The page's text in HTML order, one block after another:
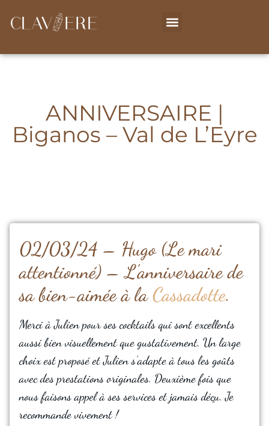
ANNIVERSAIRE |
Biganos – Val de L’Eyre
02/03/24 – Hugo (Le mari
attentionné) – L’anniversaire de
sa bien-aimée à la Cassadotte.
Merci à Julien pour ses cocktails qui sont excellents
aussi bien visuellement que gustativement. Un large
choix est proposé et Julien s’adapte à tous les goûts
avec des prestations originales. Deuxième fois que
nous faisons appel à ses services et jamais déçu. Je
recommande vivement !